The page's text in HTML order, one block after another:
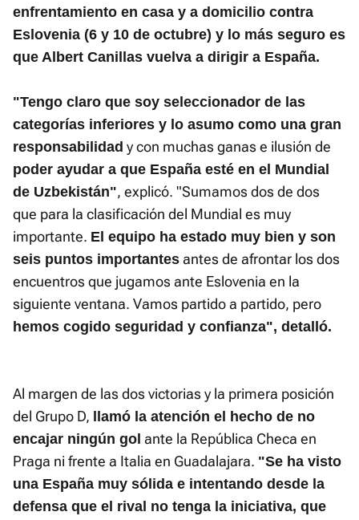
enfrentamiento en casa y a domicilio contra
Eslovenia (6 y 10 de octubre) y lo más seguro es
que Albert Canillas vuelva a dirigir a España.
"Tengo claro que soy seleccionador de las
categorías inferiores y lo asumo como una gran
responsabilidad y con muchas ganas e ilusión de
poder ayudar a que España esté en el Mundial
de Uzbekistán", explicó. "Sumamos dos de dos
que para la clasificación del Mundial es muy
importante. El equipo ha estado muy bien y son
seis puntos importantes antes de afrontar los dos
encuentros que jugamos ante Eslovenia en la
siguiente ventana. Vamos partido a partido, pero
hemos cogido seguridad y confianza", detalló.
Al margen de las dos victorias y la primera posición
del Grupo D,
llamó la atención el hecho de no
encajar ningún gol ante la República Checa en
Praga ni frente a Italia en Guadalajara. "Se ha visto
una España muy sólida e intentando desde la
defensa que el rival no tenga la iniciativa, que